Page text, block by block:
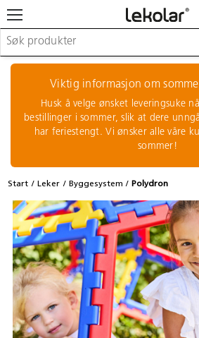
Lekeplassutstyr & utemiljø
Kunst & håndverk
Leker & sykler
Pedagogisk materiell
Barnevogner & småbarnsutstyr
Kontakt oss
Kampanjer/kataloger
Viktig informasjon om
Husk å velge ønsket leveringsuke
bestillinger i sommer, slik at dere
har feriestengt. Vi ønsker alle våre
sommer!
Start Leker Byggesystem Polydron